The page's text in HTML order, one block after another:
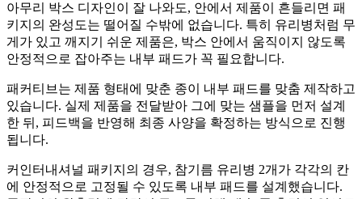
아무리 박스 디자인이 잘 나와도, 안에서 제품이 흔들리면 패
키지의 완성도는 떨어질 수밖에 없습니다. 특히 유리병처럼 무
게가 있고 깨지기 쉬운 제품은, 박스 안에서 움직이지 않도록
안정적으로 잡아주는 내부 패드가 꼭 필요합니다.
패커티브는 제품 형태에 맞춘 종이 내부 패드를 맞춤 제작하고
있습니다. 실제 제품을 전달받아 그에 맞는 샘플을 먼저 설계
한 뒤, 피드백을 반영해 최종 사양을 확정하는 방식으로 진행
됩니다.
커인터내셔널 패키지의 경우, 참기름 유리병 2개가 각각의 칸
에 안정적으로 고정될 수 있도록 내부 패드를 설계했습니다.